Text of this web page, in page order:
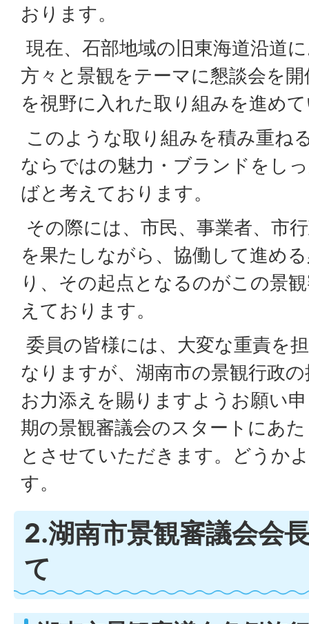
おります。
現在、石部地域の旧東海道沿道
方々と景観をテーマに懇談会を
を視野に入れた取り組みを進め
このような取り組みを積み重ね
ならではの魅力・ブランドをし
ばと考えております。
その際には、市民、事業者、市
を果たしながら、協働して進め
り、その起点となるのがこの景
えております。
委員の皆様には、大変な重責を
なりますが、湖南市の景観行政
お力添えを賜りますようお願い
期の景観審議会のスタートにあ
とさせていただきます。どうか
す。
2.湖南市景観審議会会
て